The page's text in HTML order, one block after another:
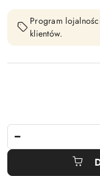
Program
klientów.